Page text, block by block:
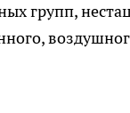
групп,